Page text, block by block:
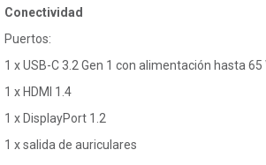
Conectividad
Puertos:
1 x USB-C 3.2 Gen 1 con alimentación hasta 65
1 x HDMI 1.4
1 x DisplayPort 1.2
1 x salida de auriculares